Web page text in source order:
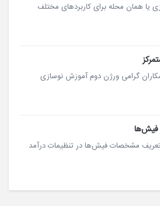
همان محله برای کاربردهای مختلف
گرامی ورژن دوم آموزش نوسازی
مشخصات فیش‌ها در تنظیمات درآمد